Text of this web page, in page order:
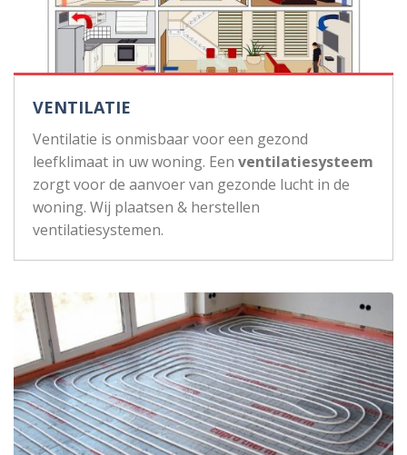
VENTILATIE
Ventilatie is onmisbaar voor een gezond
leefklimaat in uw woning. Een ventilatiesysteem
zorgt voor de aanvoer van gezonde lucht in de
woning. Wij plaatsen & herstellen
ventilatiesystemen.